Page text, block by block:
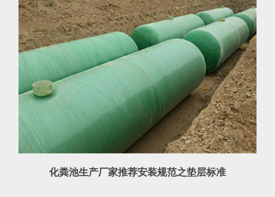
化粪池生产厂家推荐安装规范之垫层标准